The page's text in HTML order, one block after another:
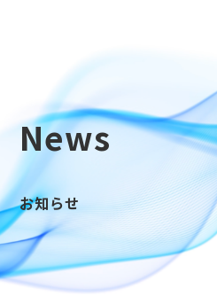
News
お知らせ